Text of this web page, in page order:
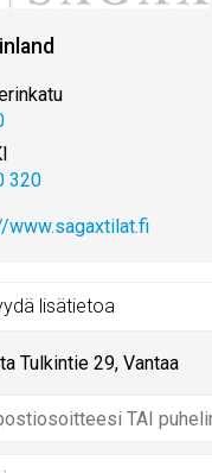
320
www.sagaxtilat.fi
lisätietoa
Tulkintie 29, Vantaa